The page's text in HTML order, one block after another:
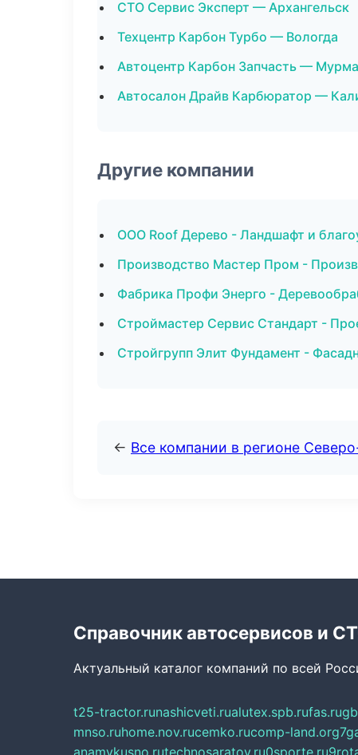
СТО Сервис Эксперт — Архангельск
Техцентр Карбон Турбо — Вологда
Автоцентр Карбон Запчасть —
Автосалон Драйв Карбюратор —
Другие компании
ООО Roof Дерево - Ландшафт и
Производство Мастер Пром -
Фабрика Профи Энерго -
Строймастер Сервис Стандарт -
Стройгрупп Элит Фундамент -
← Все компании в регионе
Справочник автосервисов и
Актуальный каталог компаний по всей
t25-tractor.runashicveti.rualutex.spb.rufas.ru
mnso.ruhome.nov.rucemko.rucomp-land.org
anamvkusno.rutechnosaratov.ru0sporte.ru